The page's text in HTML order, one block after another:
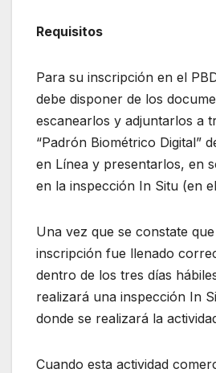
Requisitos
Para su inscripción en el
debe disponer de los
escanearlos y adjuntarlos a
“Padrón Biométrico Digital”
en Línea y presentarlos, en
en la inspección In Situ (en
Una vez que se constate
inscripción fue llenado
dentro de los tres días
realizará una inspección In
donde se realizará la
Cuando esta actividad